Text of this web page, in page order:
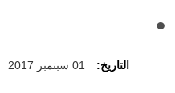
التاريخ: 01 سبتمبر 2017